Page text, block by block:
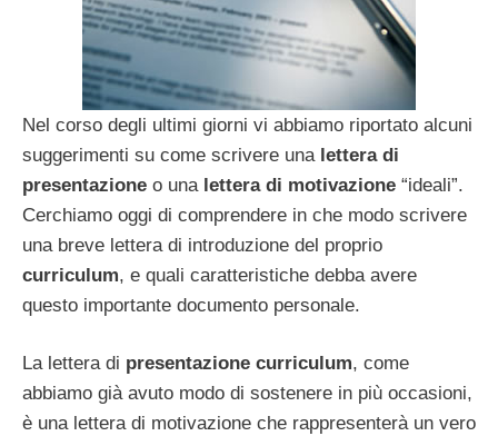
Nel corso degli ultimi giorni vi abbiamo riportato alcuni
suggerimenti su come scrivere una lettera di
presentazione o una lettera di motivazione “ideali”.
Cerchiamo oggi di comprendere in che modo scrivere
una breve lettera di introduzione del proprio
curriculum, e quali caratteristiche debba avere
questo importante documento personale.
La lettera di presentazione curriculum, come
abbiamo già avuto modo di sostenere in più occasioni,
è una lettera di motivazione che rappresenterà un vero